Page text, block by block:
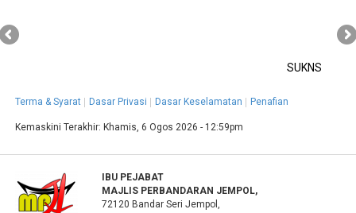
SUKNS
Terma & Syarat Dasar Privasi Dasar Keselamatan Penafian
Kemaskini Terakhir: Khamis, 6 Ogos 2026 - 12:59pm
IBU PEJABAT
MAJLIS PERBANDARAN JEMPOL,
72120 Bandar Seri Jempol,